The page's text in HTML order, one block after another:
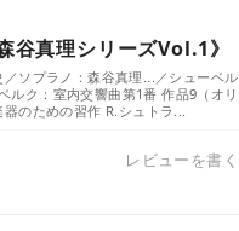
谷真理シリーズVol.1》
ソプラノ：森谷真理...／シューベル
ルク：室内交響曲第1番 作品9（オリ
のための習作 R.シュトラ...
レビューを書く